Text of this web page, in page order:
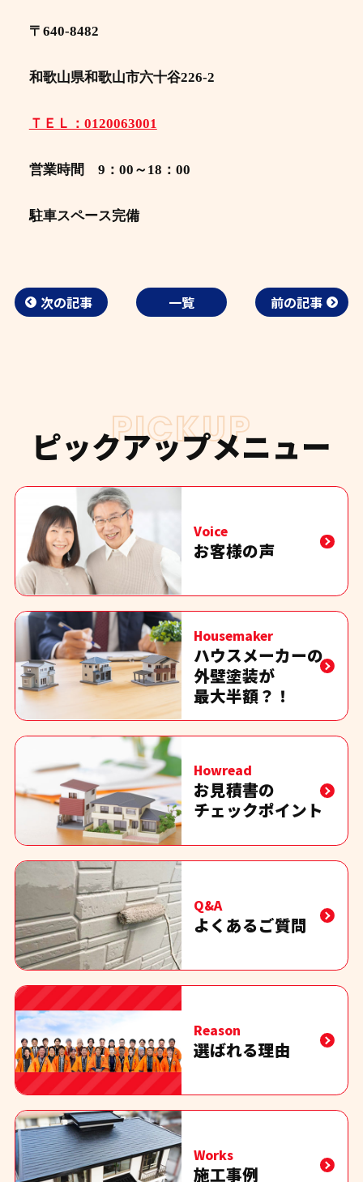
〒640-8482
和歌山県和歌山市六十谷226-2
ＴＥＬ：0120063001
営業時間 9：00～18：00
駐車スペース完備
次の記事 一覧 前の記事
PICKUP
ピックアップメニュー
Voice
お客様の声
Housemaker
ハウスメーカーの
外壁塗装が
最大半額？！
Howread
お見積書の
チェックポイント
Q&A
よくあるご質問
Reason
選ばれる理由
Works
施工事例